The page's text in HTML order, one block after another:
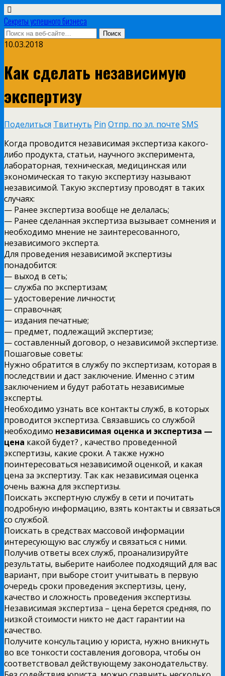
Секреты успешного бизнеса
10.03.2018
Как сделать независимую
экспертизу
Поделиться Твитнуть Pin Отпр. по эл. почте SMS
Когда проводится независимая экспертиза какого-
либо продукта, статьи, научного эксперимента,
лабораторная, техническая, медицинская или
экономическая то такую экспертизу называют
независимой. Такую экспертизу проводят в таких
случаях:
— Ранее экспертиза вообще не делалась;
— Ранее сделанная экспертиза вызывает сомнения и
необходимо мнение не заинтересованного,
независимого эксперта.
Для проведения независимой экспертизы
понадобится:
— выход в сеть;
— служба по экспертизам;
— удостоверение личности;
— справочная;
— издания печатные;
— предмет, подлежащий экспертизе;
— составленный договор, о независимой экспертизе.
Пошаговые советы:
Нужно обратится в службу по экспертизам, которая в
последствии и даст заключение. Именно с этим
заключением и будут работать независимые
эксперты.
Необходимо узнать все контакты служб, в которых
проводится экспертиза. Связавшись со службой
необходимо независимая оценка и экспертиза —
цена какой будет? , качество проведенной
экспертизы, какие сроки. А также нужно
поинтересоваться независимой оценкой, и какая
цена за экспертизу. Так как независимая оценка
очень важна для экспертизы.
Поискать экспертную службу в сети и почитать
подробную информацию, взять контакты и связаться
со службой.
Поискать в средствах массовой информации
интересующую вас службу и связаться с ними.
Получив ответы всех служб, проанализируйте
результаты, выберите наиболее подходящий для вас
вариант, при выборе стоит учитывать в первую
очередь сроки проведения экспертизы, цену,
качество и сложность проведения экспертизы.
Независимая экспертиза – цена берется средняя, по
низкой стоимости никто не даст гарантии на
качество.
Получите консультацию у юриста, нужно вникнуть
во все тонкости составления договора, чтобы он
соответствовал действующему законодательству.